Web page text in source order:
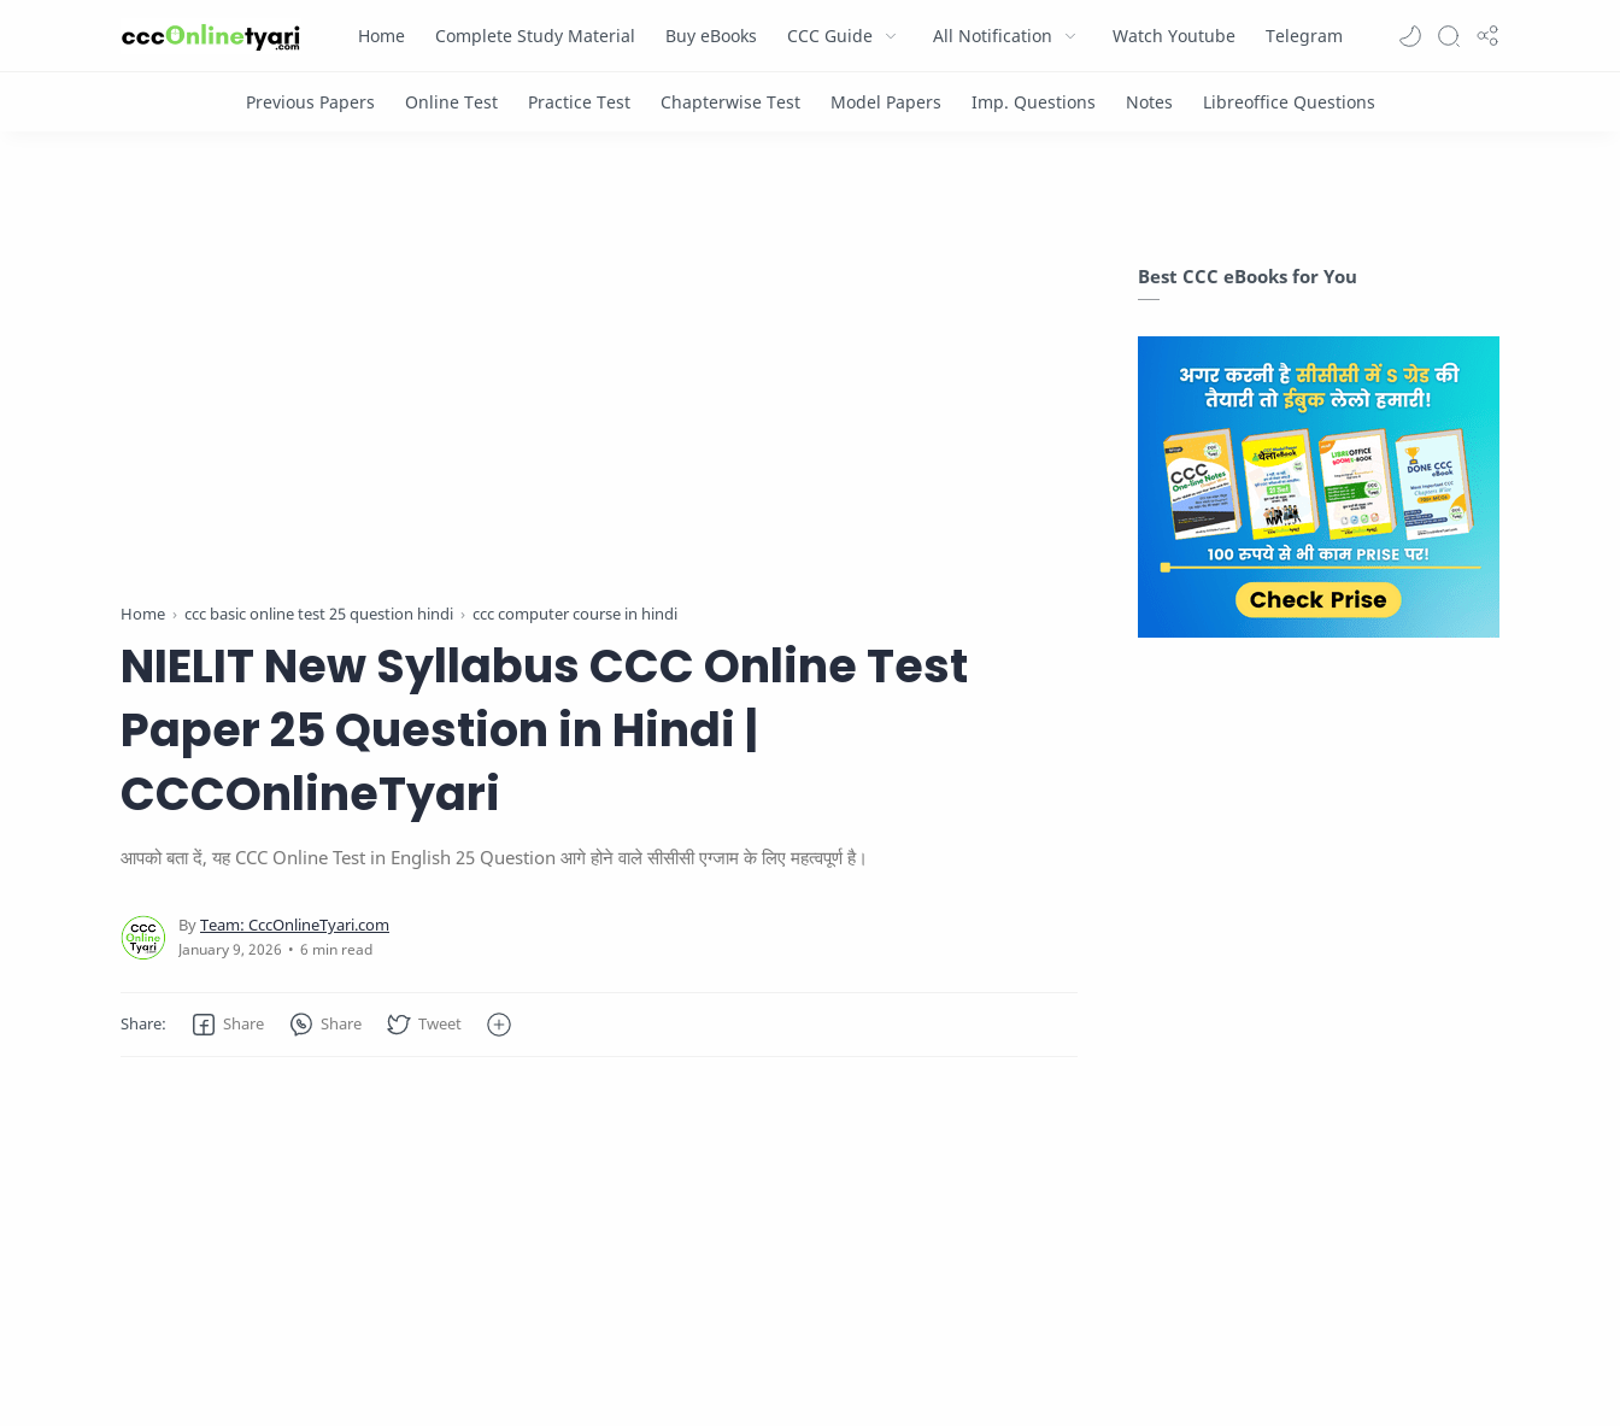
Home Complete Study Material Buy eBooks CCC Guide All Notification Watch Youtube Telegram
Home ccc basic online test 25 question hindi ccc computer course in hindi
NIELIT New Syllabus CCC Online Test
Paper 25 Question in Hindi |
CCCOnlineTyari
आपको बता दें, यह CCC Online Test in English 25 Question आगे होने वाले सीसीसी एग्जाम के लिए महत्वपूर्ण है।
6 min read
Best CCC eBooks for You